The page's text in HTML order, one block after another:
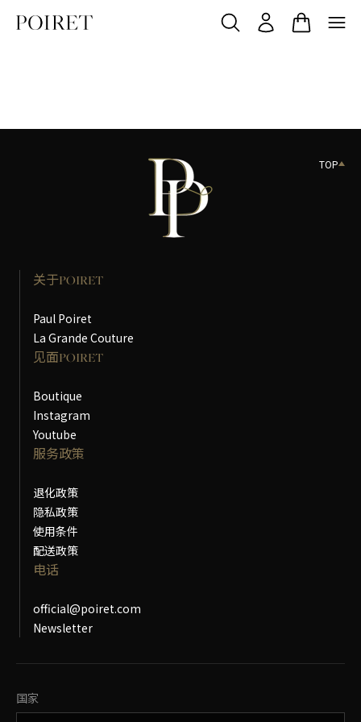
关于POIRET
Paul Poiret
La Grande Couture
见面POIRET
Boutique
Instagram
Youtube
服务政策
退化政策
隐私政策
使用条件
配送政策
电话
official@poiret.com
Newsletter
国家
更改国家
TOP